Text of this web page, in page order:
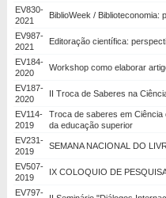
EV830-
2021
BiblioWeek /
EV987-
2021
Editoração científica:
EV184-
2020
Workshop como elaborar
EV187-
2020
II Troca de Saberes na
EV114-
2019
Troca de saberes em Ciência
da educação superior
EV231-
2019
SEMANA NACIONAL DO
EV507-
2019
IX COLOQUIO DE
EV797-